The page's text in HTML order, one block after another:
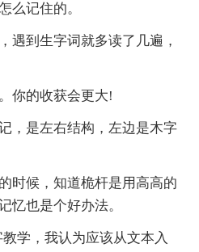
记住的。
到生字词就多读了几遍，
的收获会更大!
是左右结构，左边是木字
候，知道桅杆是用高高的
忆也是个好办法。
，我认为应该从文本入